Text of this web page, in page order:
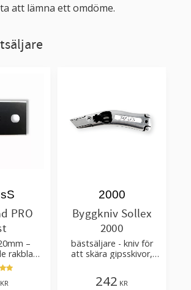
att lämna ett omdöme.
PRO
–
rakblad
tyg,
bruk
KR
Byggkniv Sollex
2000
bästsäljare - kniv för
att skära gipsskivor,
2000
242 KR